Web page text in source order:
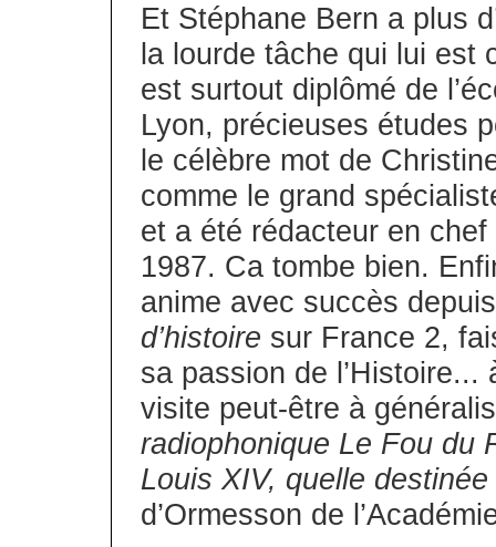
Et Stéphane Bern a plus
la lourde tâche qui lui est
est surtout diplômé de
Lyon, précieuses études
le célèbre mot de
comme le grand
et a été rédacteur en
1987. Ca tombe bien.
anime avec succès
d’histoire sur France 2,
sa passion de
visite peut-être à
radiophonique Le Fou du
Louis XIV, quelle destinée
d’Ormesson de